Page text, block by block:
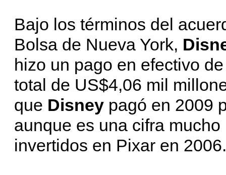
Bajo los términos del
Bolsa de Nueva York,
hizo un pago en efectivo
total de US$4,06 mil
que Disney pagó en 2009
aunque es una cifra
invertidos en Pixar en 2006.